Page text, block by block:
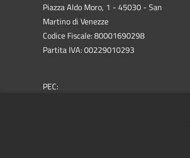
Piazza Aldo Moro, 1 - 45030 - San
Martino di Venezze
Codice Fiscale: 80001690298
Partita IVA: 00229010293
PEC: